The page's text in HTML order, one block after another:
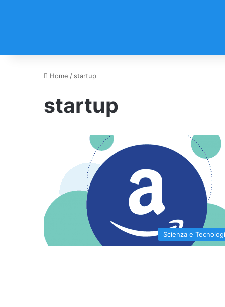
Home / startup
startup
Scienza e